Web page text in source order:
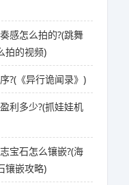
感怎么拍的?(跳舞
拍的视频)
?(《异行诡闻录》)
利多少?(抓娃娃机
宝石怎么镶嵌?(海
镶嵌攻略)